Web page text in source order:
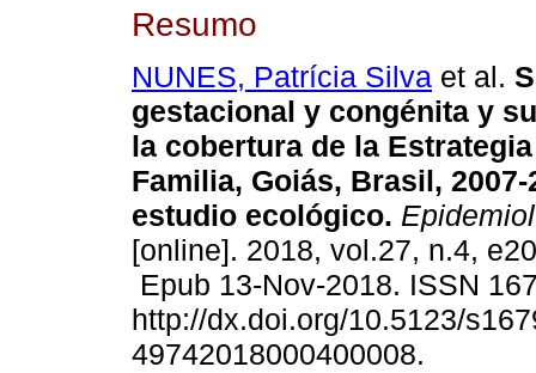
Resumo
NUNES, Patrícia Silva et al.
gestacional y congénita y
la cobertura de la
Familia, Goiás, Brasil, 2007-
estudio ecológico.
[online]. 2018, vol.27, n.4,
Epub 13-Nov-2018. ISSN
http://dx.doi.org/10.5123/
49742018000400008.